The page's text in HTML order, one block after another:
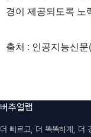
경이 제공되도록 노
출처 : 인공지능신
버추얼랩
더 빠르고, 더 똑똑하게, 더